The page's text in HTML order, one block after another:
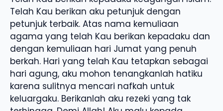
Telah Kau berikan aku petunjuk dengan
petunjuk terbaik. Atas nama kemuliaan
agama yang telah Kau berikan kepadaku dan
dengan kemuliaan hari Jumat yang penuh
berkah. Hari yang telah Kau tetapkan sebagai
hari agung, aku mohon tenangkanlah hatiku
karena sulitnya mencari nafkah untuk
keluargaku. Berikanlah aku rezeki yang tak